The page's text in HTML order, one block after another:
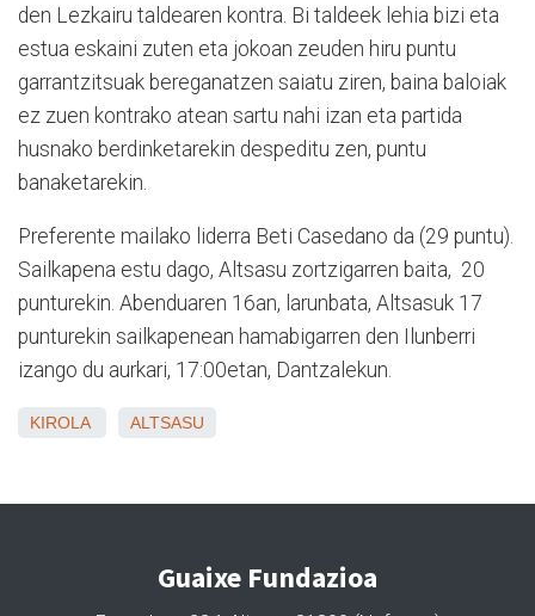
den Lezkairu taldearen kontra. Bi taldeek lehia bizi eta
estua eskaini zuten eta jokoan zeuden hiru puntu
garrantzitsuak bereganatzen saiatu ziren, baina baloiak
ez zuen kontrako atean sartu nahi izan eta partida
husnako berdinketarekin despeditu zen, puntu
banaketarekin.
Preferente mailako liderra Beti Casedano da (29 puntu).
Sailkapena estu dago, Altsasu zortzigarren baita, 20
punturekin. Abenduaren 16an, larunbata, Altsasuk 17
punturekin sailkapenean hamabigarren den Ilunberri
izango du aurkari, 17:00etan, Dantzalekun.
KIROLA ALTSASU
Guaixe Fundazioa